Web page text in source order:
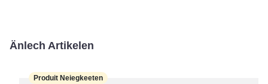
Änlech Artikelen
Produit Neiegkeeten